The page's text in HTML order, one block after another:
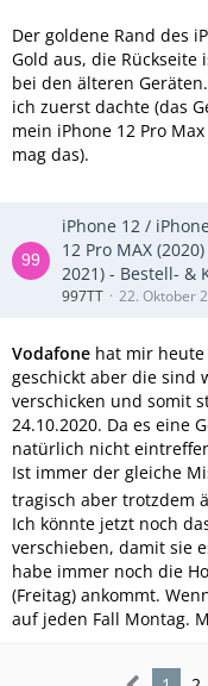
Der goldene Rand des
Gold aus, die
bei den älteren
ich zuerst dachte (das
mein iPhone 12 Pro
mag das).
iPhone 12 /
12 Pro MAX
2021) - Bestell- &
997TT 22. Oktober
Vodafone hat mir heute
geschickt aber die sind
verschicken und somit
24.10.2020. Da es eine
natürlich nicht
Ist immer der gleiche
tragisch aber trotzdem
Ich könnte jetzt noch
verschieben, damit sie
habe immer noch die
(Freitag) ankommt.
auf jeden Fall Montag.